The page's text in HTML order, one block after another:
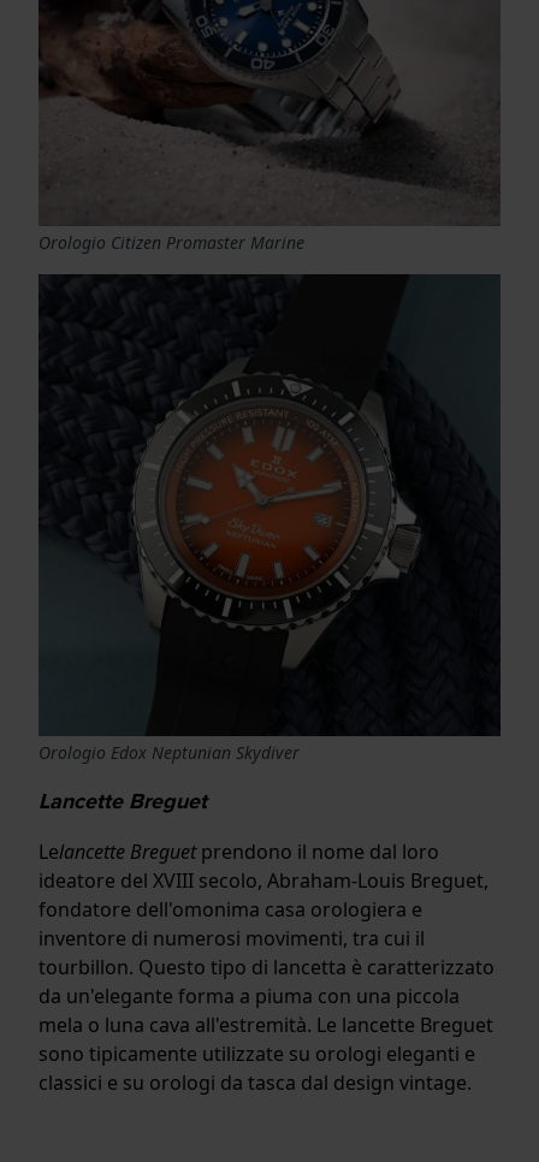
Orologio Citizen Promaster Marine
Orologio Edox Neptunian Skydiver
Lancette Breguet
Lelancette Breguetprendono il nome dal loro
ideatore del XVIII secolo, Abraham-Louis Breguet,
fondatore dell'omonima casa orologiera e
inventore di numerosi movimenti, tra cui il
tourbillon. Questo tipo di lancetta è caratterizzato
da un'elegante forma a piuma con una piccola
mela o luna cava all'estremità. Le lancette Breguet
sono tipicamente utilizzate su orologi eleganti e
classici e su orologi da tasca dal design vintage.